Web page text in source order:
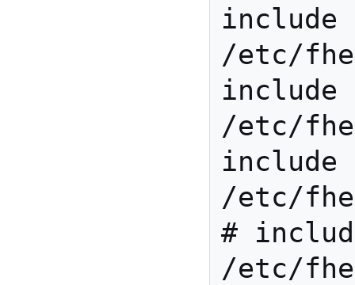
include
/etc/
include
/etc/
include
/etc/
#
/etc/